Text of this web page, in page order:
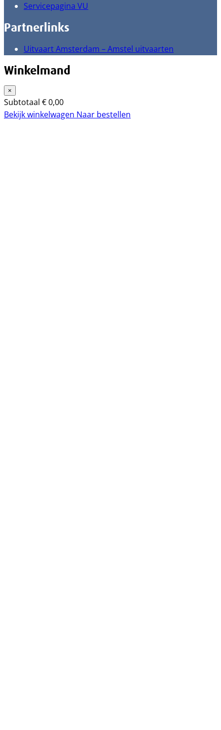
Servicepagina VU
Partnerlinks
Uitvaart Amsterdam – Amstel uitvaarten
Winkelmand
×
Subtotaal €0,00
Bekijk winkelwagen Naar bestellen